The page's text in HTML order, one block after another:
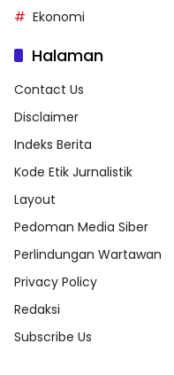
Ekonomi
Halaman
Contact Us
Disclaimer
Indeks Berita
Kode Etik Jurnalistik
Layout
Pedoman Media Siber
Perlindungan Wartawan
Privacy Policy
Redaksi
Subscribe Us